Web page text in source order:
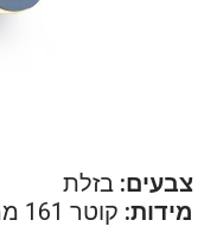
צבעים: בזלת
מידות: קוטר 161 ממ עומק 90 ממ רוחב 146 ממ